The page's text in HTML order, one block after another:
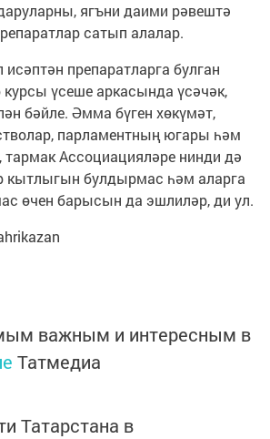
ягъни даими рәвештә
сатып алалар.
препаратларга булган
үсеше аркасында үсәчәк,
бәйле. Әмма бүген хөкүмәт,
парламентның югары һәм
тармак Ассоциацияләре нинди дә
кытлыгын булдырмас һәм аларга
өчен барысын да эшлиләр, ди ул.
важным и интересным в
Татмедиа
Татарстана в